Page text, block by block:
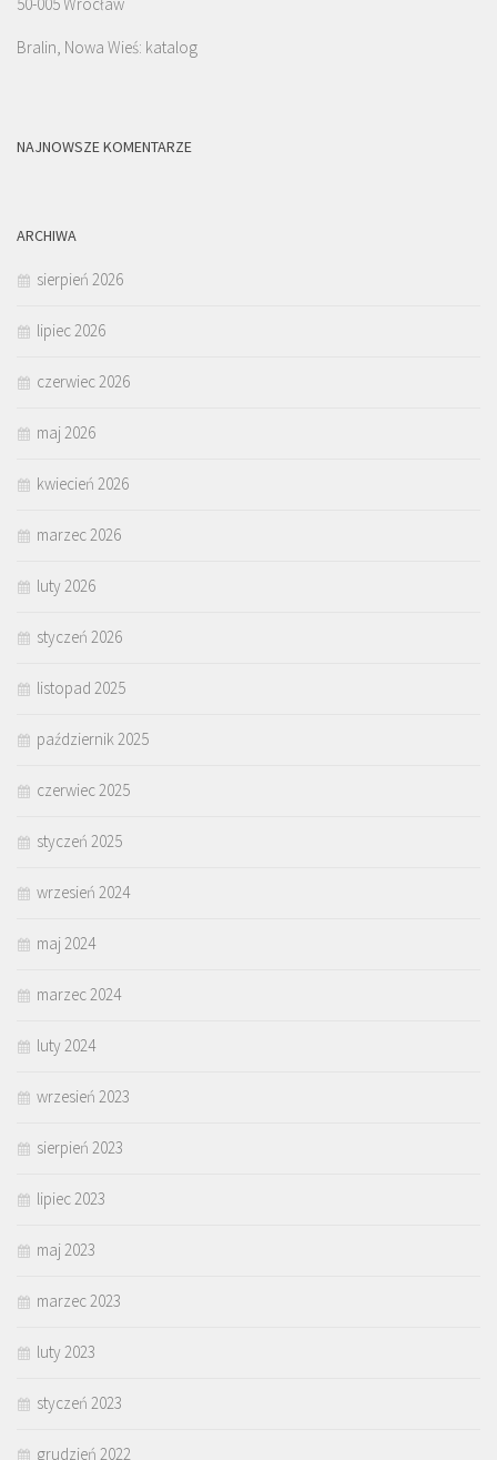
Bralin, Nowa Wieś: katalog
NAJNOWSZE KOMENTARZE
ARCHIWA
sierpień 2026
lipiec 2026
czerwiec 2026
maj 2026
kwiecień 2026
marzec 2026
luty 2026
styczeń 2026
listopad 2025
październik 2025
czerwiec 2025
styczeń 2025
wrzesień 2024
maj 2024
marzec 2024
luty 2024
wrzesień 2023
sierpień 2023
lipiec 2023
maj 2023
marzec 2023
luty 2023
styczeń 2023
grudzień 2022